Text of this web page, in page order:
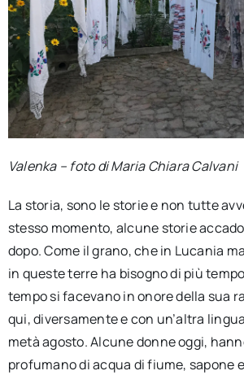
Valenka – foto di Maria Chiara Calvani
La storia, sono le storie e non tutte
stesso momento, alcune storie
dopo. Come il grano, che in Lucania
in queste terre ha bisogno di più
tempo si facevano in onore della sua
qui, diversamente e con un’altra
metà agosto. Alcune donne oggi,
profumano di acqua di fiume, sapone